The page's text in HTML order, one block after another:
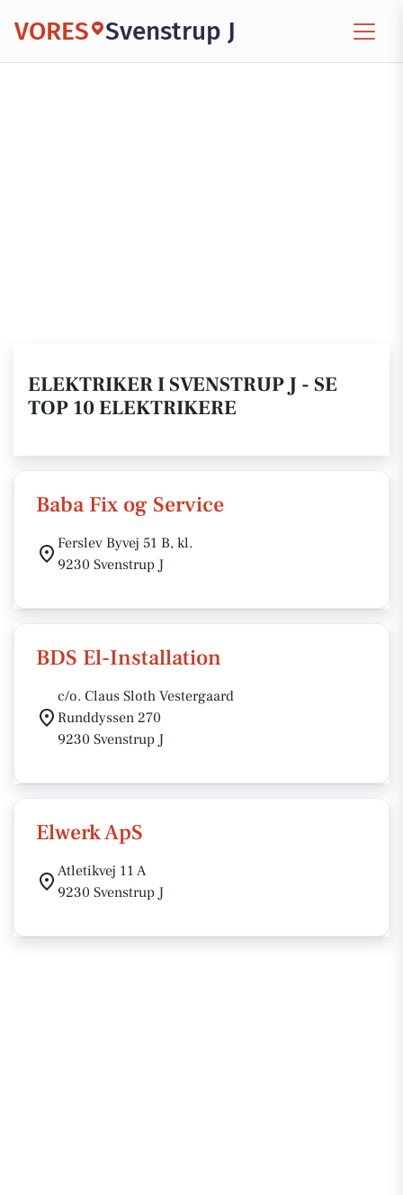
VORES Svenstrup J
ELEKTRIKER I SVENSTRUP J - SE
TOP 10 ELEKTRIKERE
Baba Fix og Service
Ferslev Byvej 51 B, kl.
9230 Svenstrup J
BDS El-Installation
c/o. Claus Sloth Vestergaard
Runddyssen 270
9230 Svenstrup J
Elwerk ApS
Atletikvej 11 A
9230 Svenstrup J